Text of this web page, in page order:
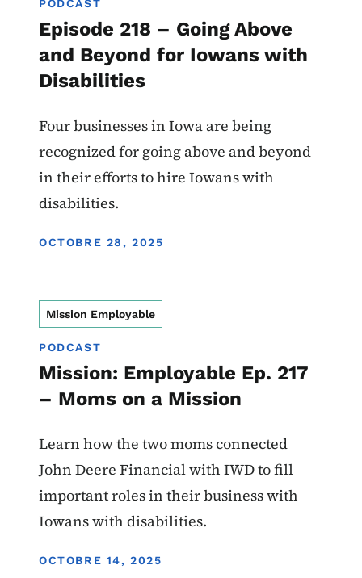
PODCAST
Episode 218 – Going Above
and Beyond for Iowans with
Disabilities
Four businesses in Iowa are being
recognized for going above and beyond
in their efforts to hire Iowans with
disabilities.
DISPLAY DATE
OCTOBRE 28, 2025
Mission Employable
PODCAST
Mission: Employable Ep. 217
– Moms on a Mission
Learn how the two moms connected
John Deere Financial with IWD to fill
important roles in their business with
Iowans with disabilities.
DISPLAY DATE
OCTOBRE 14, 2025